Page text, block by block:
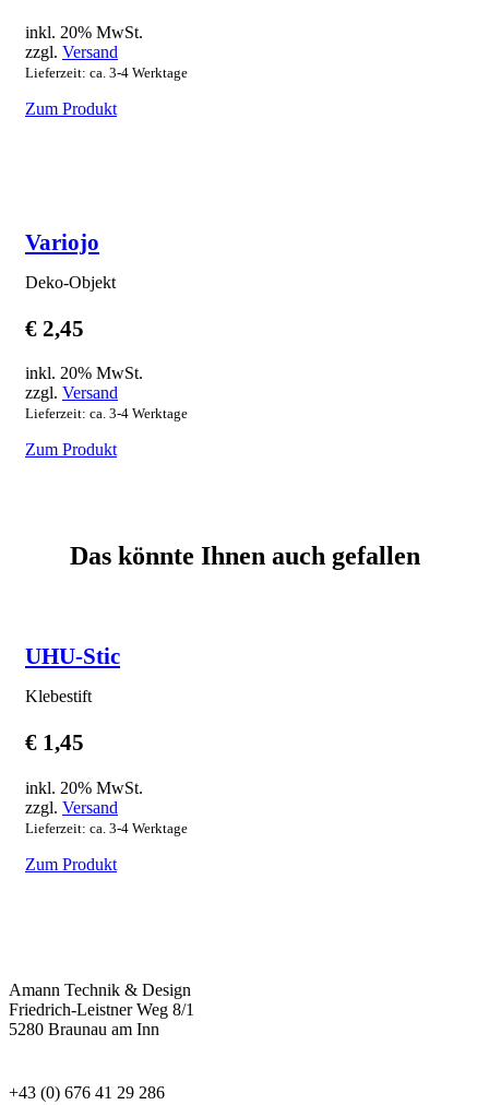
inkl. 20% MwSt.
zzgl. Versand
Lieferzeit: ca. 3-4 Werktage
Zum Produkt
Variojo
Deko-Objekt
€ 2,45
inkl. 20% MwSt.
zzgl. Versand
Lieferzeit: ca. 3-4 Werktage
Zum Produkt
Das könnte Ihnen auch gefallen
UHU-Stic
Klebestift
€ 1,45
inkl. 20% MwSt.
zzgl. Versand
Lieferzeit: ca. 3-4 Werktage
Zum Produkt
Amann Technik & Design
Friedrich-Leistner Weg 8/1
5280 Braunau am Inn
+43 (0) 676 41 29 286